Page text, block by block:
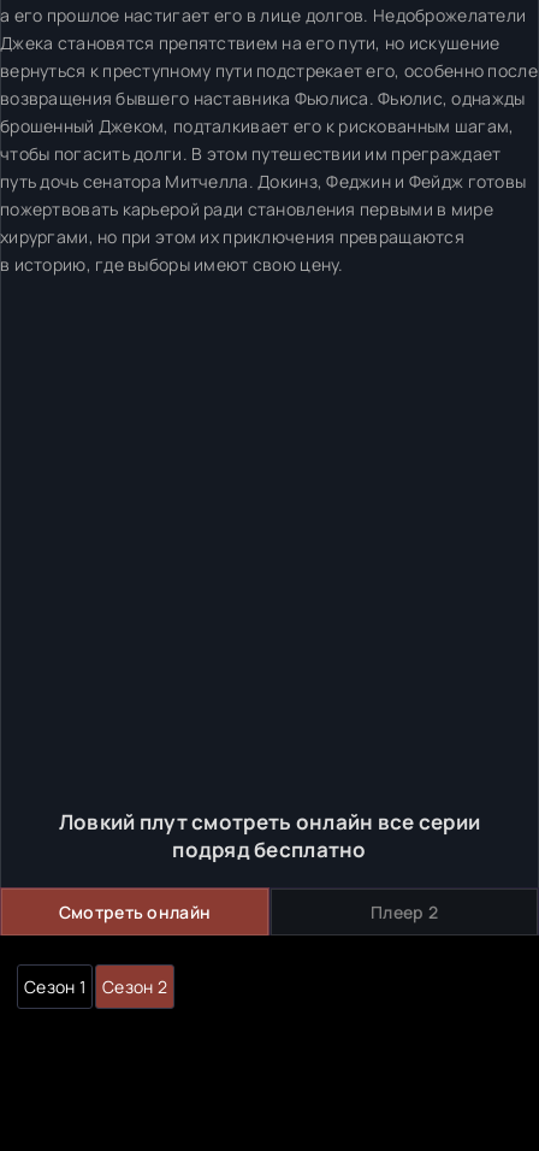
а его прошлое настигает его в лице долгов. Недоброжелатели
Джека становятся препятствием на его пути, но искушение
вернуться к преступному пути подстрекает его, особенно после
возвращения бывшего наставника Фьюлиса. Фьюлис, однажды
брошенный Джеком, подталкивает его к рискованным шагам,
чтобы погасить долги. В этом путешествии им преграждает
путь дочь сенатора Митчелла. Докинз, Феджин и Фейдж готовы
пожертвовать карьерой ради становления первыми в мире
хирургами, но при этом их приключения превращаются
в историю, где выборы имеют свою цену.
Ловкий плут смотреть онлайн все серии
подряд бесплатно
Смотреть онлайн Плеер 2
Сезон 1 Сезон 2